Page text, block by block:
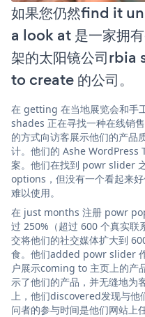
如果您仍然find it
a look at 是一家拥
架的太阳镜公司
to create 的公司。
在 getting 在当地展览会和手
shades 正在寻找一种在线销
的方式向访客展示他们的产品
计。他们的 Ashe WordPress
案。他们在找到 powr slider
options，但没有一个看起来
难以使用。
在 just months 注册 powr
过 250%（超过 600 个真实
交将他们的社交媒体扩大到
食。他们added powr slider
户展示coming to 主页上的产
示了他们的产品，并无缝地为
上，他们discovered发现与他
问者的参与时间是他们网站上